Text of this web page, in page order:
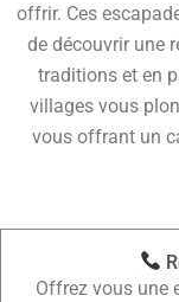
offrir. Ces
de découvrir une
traditions et en
villages vous
vous offrant un
Offrez vous une